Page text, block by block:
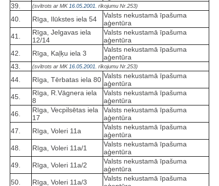
39.
(svītrots ar MK 16.05.2001. rīkojumu Nr.253)
40. Rīga, Ilūkstes iela 54
Valsts nekustamā īpašuma
aģentūra
41.
Rīga, Jelgavas iela
12/14
Valsts nekustamā īpašuma
aģentūra
42.
Rīga, Kaļķu iela 3
Valsts nekustamā īpašuma
aģentūra
43.
(svītrots ar MK 16.05.2001. rīkojumu Nr.253)
44. Rīga, Tērbatas iela 80 Valsts nekustamā īpašuma
aģentūra
45.
Rīga, R.Vāgnera iela
8
Valsts nekustamā īpašuma
aģentūra
46.
Rīga, Vecpilsētas iela
17
Valsts nekustamā īpašuma
aģentūra
47.
Rīga, Voleri 11a
Valsts nekustamā īpašuma
aģentūra
48.
Rīga, Voleri 11a/1
Valsts nekustamā īpašuma
aģentūra
49.
Rīga, Voleri 11a/2
Valsts nekustamā īpašuma
aģentūra
50.
Rīga, Voleri 11a/3
Valsts nekustamā īpašuma